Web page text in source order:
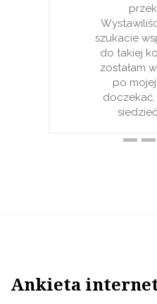
szukacie
do takiej
zostałam
po
Ankieta